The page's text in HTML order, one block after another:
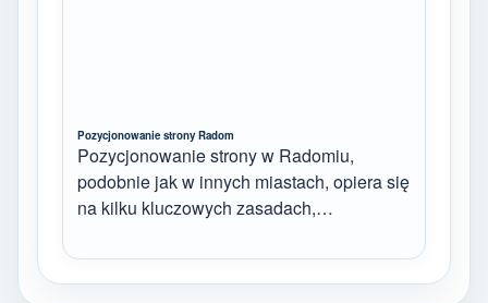
Pozycjonowanie strony Radom
Pozycjonowanie strony w Radomiu,
podobnie jak w innych miastach, opiera się
na kilku kluczowych zasadach,…